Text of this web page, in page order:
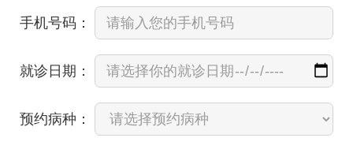
手机号码：
就诊日期：
预约病种：